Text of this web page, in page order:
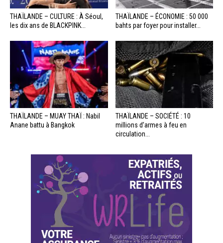
THAÏLANDE – CULTURE : À Séoul,
les dix ans de BLACKPINK...
THAÏLANDE – ÉCONOMIE : 50 000
bahts par foyer pour installer...
THAÏLANDE – MUAY THAÏ : Nabil
Anane battu à Bangkok
THAÏLANDE – SOCIÉTÉ : 10
millions d’armes à feu en
circulation...